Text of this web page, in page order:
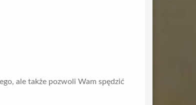
ale także pozwoli Wam spędzić